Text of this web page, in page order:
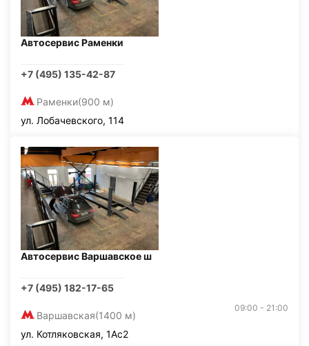
Автосервис Раменки
+7 (495) 135-42-87
Раменки(900 м)
ул. Лобачевского, 114
Автосервис Варшавское ш
+7 (495) 182-17-65
Варшавская(1400 м)
09:00 - 21:00
ул. Котляковская, 1Ас2